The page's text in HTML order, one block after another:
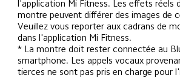
l'application Mi Fitness. Les effets réels
montre peuvent différer des images de
Veuillez vous reporter aux cadrans de
dans l'application Mi Fitness.
* La montre doit rester connectée au
smartphone. Les appels vocaux
tierces ne sont pas pris en charge pour